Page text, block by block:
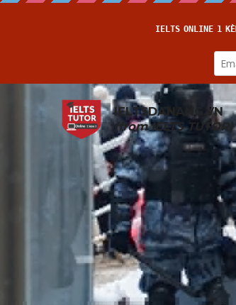
IELTSDANANG.VN
(from IELTS TUTOR)